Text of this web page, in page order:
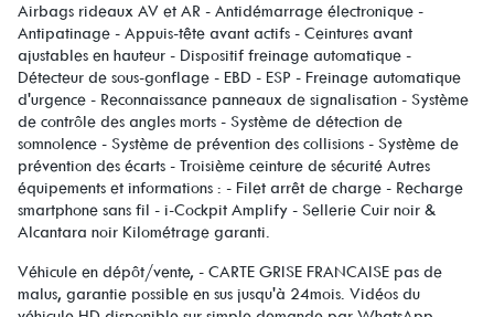
Airbags rideaux AV et AR - Antidémarrage électronique -
Antipatinage - Appuis-tête avant actifs - Ceintures avant
ajustables en hauteur - Dispositif freinage automatique -
Détecteur de sous-gonflage - EBD - ESP - Freinage automatique
d'urgence - Reconnaissance panneaux de signalisation - Système
de contrôle des angles morts - Système de détection de
somnolence - Système de prévention des collisions - Système de
prévention des écarts - Troisième ceinture de sécurité Autres
équipements et informations : - Filet arrêt de charge - Recharge
smartphone sans fil - i-Cockpit Amplify - Sellerie Cuir noir &
Alcantara noir Kilométrage garanti.
Véhicule en dépôt/vente, - CARTE GRISE FRANCAISE pas de
malus, garantie possible en sus jusqu'à 24mois. Vidéos du